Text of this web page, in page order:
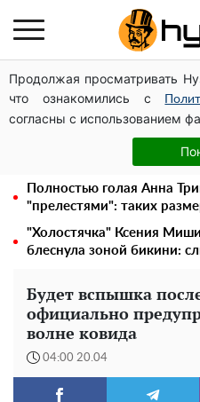
Продолжая просматривать
что ознакомились с
согласны с использованием
Месяц без света, лютый
платежи на тысячи
отключения
Голая Елена Тополя в
отвисать челюсти: слив
Полностью голая Анна
"прелестями": таких
"Холостячка" Ксения
блеснула зоной бикини:
Будет вспышка
официально
волне ковида
04:00 20.04